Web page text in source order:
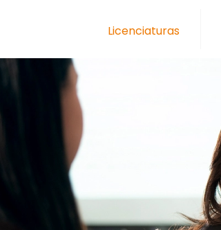
Licenciaturas